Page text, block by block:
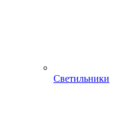
Светильники